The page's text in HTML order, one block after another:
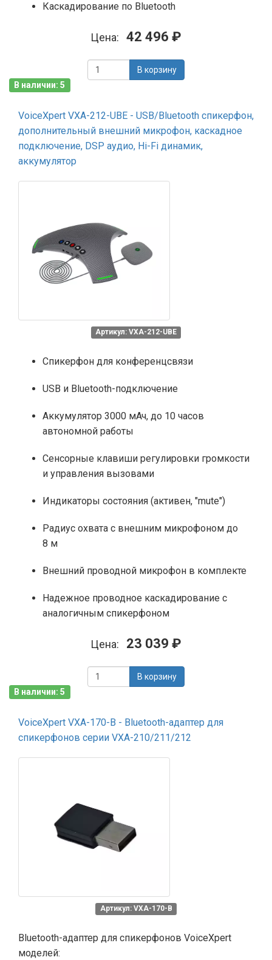
Каскадирование по Bluetooth
Цена: 42 496 ₽
В корзину
В наличии: 5
VoiceXpert VXA-212-UBE - USB/Bluetooth спикерфон,
дополнительный внешний микрофон, каскадное
подключение, DSP аудио, Hi-Fi динамик,
аккумулятор
Артикул: VXA-212-UBE
Спикерфон для конференцсвязи
USB и Bluetooth-подключение
Аккумулятор 3000 мАч, до 10 часов
автономной работы
Сенсорные клавиши регулировки громкости
и управления вызовами
Индикаторы состояния (активен, "mute")
Радиус охвата с внешним микрофоном до
8 м
Внешний проводной микрофон в комплекте
Надежное проводное каскадирование с
аналогичным спикерфоном
Цена: 23 039 ₽
В корзину
В наличии: 5
VoiceXpert VXA-170-B - Bluetooth-адаптер для
спикерфонов серии VXA-210/211/212
Артикул: VXA-170-B
Bluetooth-адаптер для спикерфонов VoiceXpert
моделей: